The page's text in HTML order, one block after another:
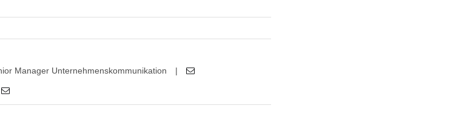
Manager Unternehmenskommunikation |